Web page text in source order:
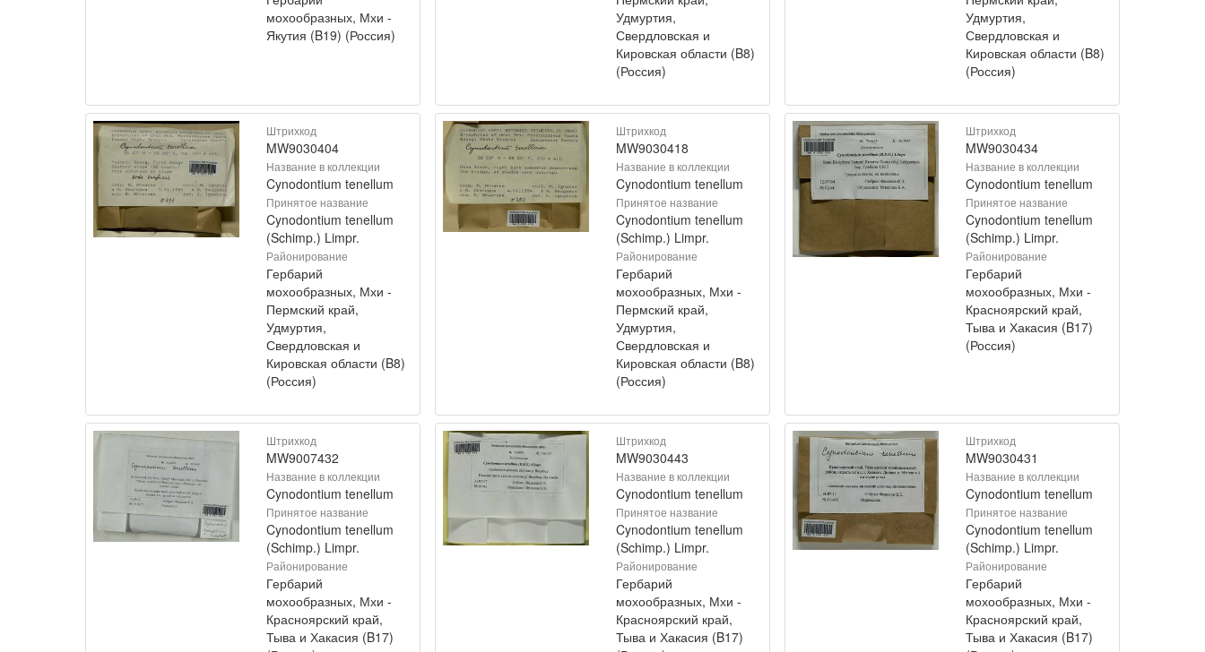
мохообразных, Мхи -
Якутия (B19) (Россия)
Удмуртия,
Свердловская и
Кировская области (B8)
(Россия)
Удмуртия,
Свердловская и
Кировская области (B8)
(Россия)
Штрихкод
MW9030404
Название в коллекции
Cynodontium tenellum
Принятое название
Cynodontium tenellum
(Schimp.) Limpr.
Районирование
Гербарий
мохообразных, Мхи -
Пермский край,
Удмуртия,
Свердловская и
Кировская области (B8)
(Россия)
Штрихкод
MW9030418
Название в коллекции
Cynodontium tenellum
Принятое название
Cynodontium tenellum
(Schimp.) Limpr.
Районирование
Гербарий
мохообразных, Мхи -
Пермский край,
Удмуртия,
Свердловская и
Кировская области (B8)
(Россия)
Штрихкод
MW9030434
Название в коллекции
Cynodontium tenellum
Принятое название
Cynodontium tenellum
(Schimp.) Limpr.
Районирование
Гербарий
мохообразных, Мхи -
Красноярский край,
Тыва и Хакасия (B17)
(Россия)
Штрихкод
MW9007432
Название в коллекции
Cynodontium tenellum
Принятое название
Cynodontium tenellum
(Schimp.) Limpr.
Районирование
Гербарий
мохообразных, Мхи -
Красноярский край,
Тыва и Хакасия (B17)
Штрихкод
MW9030443
Название в коллекции
Cynodontium tenellum
Принятое название
Cynodontium tenellum
(Schimp.) Limpr.
Районирование
Гербарий
мохообразных, Мхи -
Красноярский край,
Тыва и Хакасия (B17)
Штрихкод
MW9030431
Название в коллекции
Cynodontium tenellum
Принятое название
Cynodontium tenellum
(Schimp.) Limpr.
Районирование
Гербарий
мохообразных, Мхи -
Красноярский край,
Тыва и Хакасия (B17)